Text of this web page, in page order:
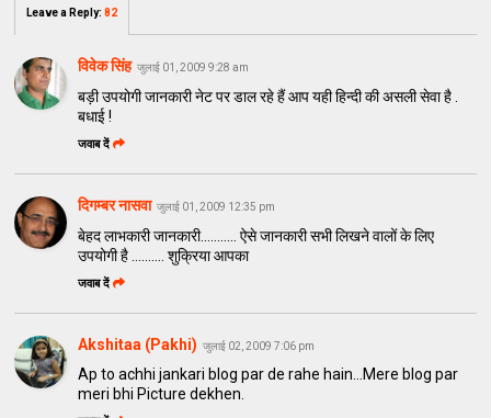
Leave a Reply:82
विवेक सिंह जुलाई 01, 2009 9:28 am
बड़ी उपयोगी जानकारी नेट पर डाल रहे हैं आप यही हिन्दी की असली सेवा है .
बधाई !
जवाब दें
दिगम्बर नासवा जुलाई 01, 2009 12:35 pm
बेहद लाभकारी जानकारी........... ऐसे जानकारी सभी लिखने वालों के लिए
उपयोगी है .......... शुक्रिया आपका
जवाब दें
Akshitaa (Pakhi) जुलाई 02, 2009 7:06 pm
Ap to achhi jankari blog par de rahe hain...Mere blog par
meri bhi Picture dekhen.